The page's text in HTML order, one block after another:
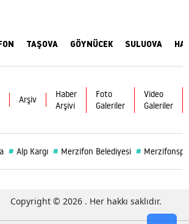
TAŞOVA GÖYNÜCEK SULUOVA
Arşiv
Haber
Arşivi
Foto
Galeriler
Video
Galeriler
# Alp Kargı # Merzifon Belediyesi #
Copyright © 2026 . Her hakkı saklıdır.